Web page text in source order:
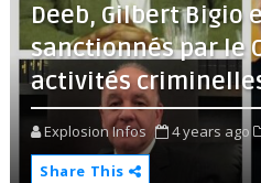
Deeb, Gilbert Bigio
sanctionnés par le
activités
Explosion Infos 4 years ago
Share This